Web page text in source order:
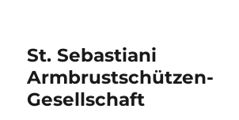
St. Sebastiani
Armbrustschützen-
Gesellschaft